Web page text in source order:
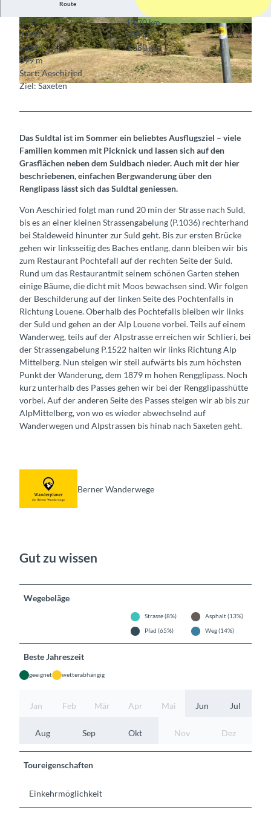
© Markus Schluep, Berner Wanderwege
© Berner Wanderwege © Berner Wanderwege
Route
5:10 h
13,70 km
1.000 m
900 m
981 m
1.880 m
899 m
Start: Aeschiried
Ziel: Saxeten
Das Suldtal ist im Sommer ein beliebtes Ausflugsziel – viele
Familien kommen mit Picknick und lassen sich auf den
Grasflächen neben dem Suldbach nieder. Auch mit der hier
beschriebenen, einfachen Bergwanderung über den
Renglipass lässt sich das Suldtal geniessen.
Von Aeschiried folgt man rund 20 min der Strasse nach Suld,
bis es an einer kleinen Strassengabelung (P.1036) rechterhand
bei Staldeweid hinunter zur Suld geht. Bis zur ersten Brücke
gehen wir linksseitig des Baches entlang, dann bleiben wir bis
zum Restaurant Pochtefall auf der rechten Seite der Suld.
Rund um das Restaurantmit seinem schönen Garten stehen
einige Bäume, die dicht mit Moos bewachsen sind. Wir folgen
der Beschilderung auf der linken Seite des Pochtenfalls in
Richtung Louene. Oberhalb des Pochtefalls bleiben wir links
der Suld und gehen an der Alp Louene vorbei. Teils auf einem
Wanderweg, teils auf der Alpstrasse erreichen wir Schlieri, bei
der Strassengabelung P.1522 halten wir links Richtung Alp
Mittelberg. Nun steigen wir steil aufwärts bis zum höchsten
Punkt der Wanderung, dem 1879 m hohen Rengglipass. Noch
kurz unterhalb des Passes gehen wir bei der Rengglipasshütte
vorbei. Auf der anderen Seite des Passes steigen wir ab bis zur
AlpMittelberg, von wo es wieder abwechselnd auf
Wanderwegen und Alpstrassen bis hinab nach Saxeten geht.
Berner Wanderwege
Gut zu wissen
Wegebeläge
Strasse (8%)
Asphalt (13%)
Pfad (65%)
Weg (14%)
Beste Jahreszeit
geeignet wetterabhängig
Jan Feb Mär Apr Mai Jun Jul
Aug Sep Okt Nov Dez
Toureigenschaften
Einkehrmöglichkeit